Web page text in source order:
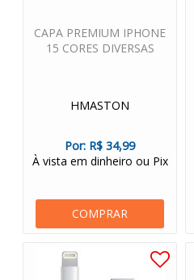
CAPA PREMIUM IPHONE
15 CORES DIVERSAS
HMASTON
Por: R$ 34,99
À vista em dinheiro ou Pix
COMPRAR